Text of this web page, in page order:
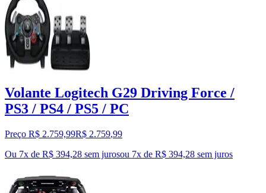
Volante Logitech G29 Driving Force /
PS3 / PS4 / PS5 / PC
Preço R$ 2.759,99R$ 2.759,99
Ou 7x de R$ 394,28 sem jurosou 7x de R$ 394,28 sem juros